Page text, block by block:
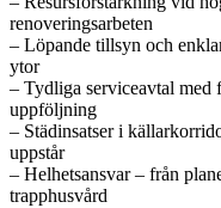
renoveringsarbeten
– Löpande tillsyn och
ytor
– Tydliga serviceavtal med
uppföljning
– Städinsatser i
uppstår
– Helhetsansvar – från
trapphusvård